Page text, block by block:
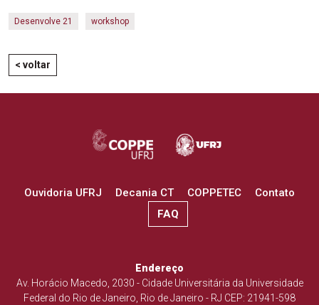
Desenvolve 21 workshop
< voltar
Ouvidoria UFRJ Decania CT COPPETEC
Contato
FAQ
Endereço
Av. Horácio Macedo, 2030 - Cidade Universitária da Universidade
Federal do Rio de Janeiro, Rio de Janeiro - RJ CEP: 21941-598